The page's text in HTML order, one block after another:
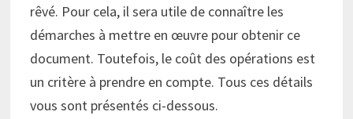
rêvé. Pour cela, il sera utile de connaître les
démarches à mettre en œuvre pour obtenir ce
document. Toutefois, le coût des opérations est
un critère à prendre en compte. Tous ces détails
vous sont présentés ci-dessous.